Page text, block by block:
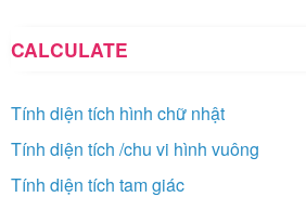
CALCULATE
Tính diện tích hình chữ nhật
Tính diện tích /chu vi hình vuông
Tính diện tích tam giác